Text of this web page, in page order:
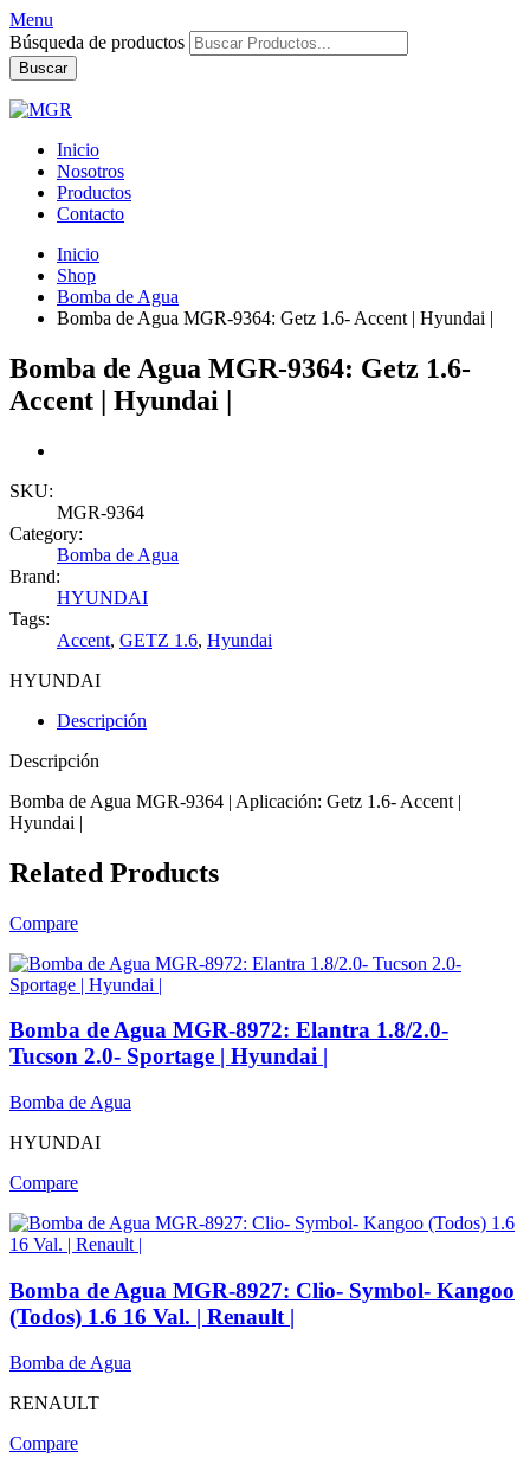
Menu
Búsqueda de productos
Buscar
Inicio
Nosotros
Productos
Contacto
Inicio
Shop
Bomba de Agua
Bomba de Agua MGR-9364: Getz 1.6- Accent | Hyundai |
Bomba de Agua MGR-9364: Getz 1.6-
Accent | Hyundai |
SKU:
MGR-9364
Category:
Bomba de Agua
Brand:
HYUNDAI
Tags:
Accent, GETZ 1.6, Hyundai
HYUNDAI
Descripción
Descripción
Bomba de Agua MGR-9364 | Aplicación: Getz 1.6- Accent |
Hyundai |
Related Products
Compare
Bomba de Agua MGR-8972: Elantra 1.8/2.0-
Tucson 2.0- Sportage | Hyundai |
Bomba de Agua
HYUNDAI
Compare
Bomba de Agua MGR-8927: Clio- Symbol- Kangoo
(Todos) 1.6 16 Val. | Renault |
Bomba de Agua
RENAULT
Compare